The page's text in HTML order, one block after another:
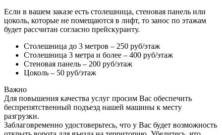
Если в вашем заказе есть столешница, стеновая панель или
цоколь, которые не помещаются в лифт, то занос по этажам
будет рассчитан согласно прейскуранту.
Столешница до 3 метров – 250 руб/этаж
Столешница 3 метра и более – 400 руб/этаж
Стеновая панель – 200 руб/этаж
Цоколь – 50 руб/этаж
Важно
Для повышения качества услуг просим Вас обеспечить
беспрепятственный подъезд нашей машины к месту
разгрузки.
Заблаговременно удостоверьтесь, что у Вас будет возможность